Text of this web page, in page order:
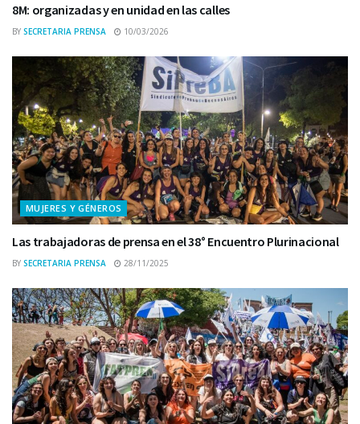
8M: organizadas y en unidad en las calles
BY SECRETARIA PRENSA 10/03/2026
MUJERES Y GÉNEROS
Las trabajadoras de prensa en el 38° Encuentro Plurinacional
BY SECRETARIA PRENSA 28/11/2025